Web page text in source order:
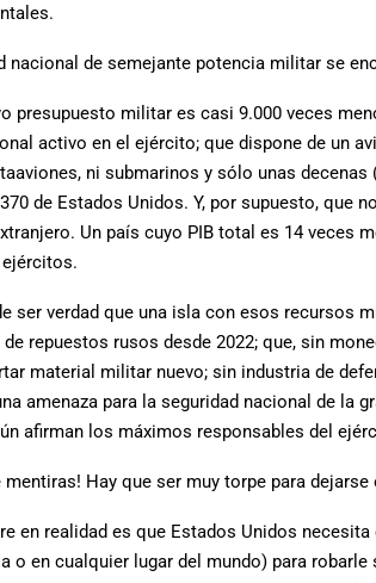
nacional de semejante potencia militar se
presupuesto militar es casi 9.000 veces
activo en el ejército; que dispone de un
ni submarinos y sólo unas
de Estados Unidos. Y, por supuesto, que
Un país cuyo PIB total es 14 veces
ser verdad que una isla con esos recursos
repuestos rusos desde 2022; que, sin
material militar nuevo; sin industria de
amenaza para la seguridad nacional de la
afirman los máximos responsables del
mentiras! Hay que ser muy torpe para dejarse
en realidad es que Estados Unidos
o en cualquier lugar del mundo) para